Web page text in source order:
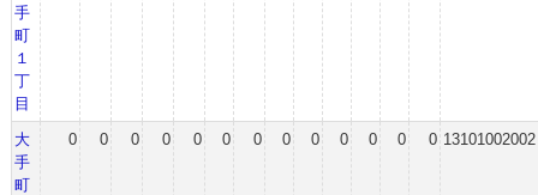
手
町
１
丁
目
大
手
町
0 0 0 0 0 0 0 0 0 0 0 0 0 13101002002